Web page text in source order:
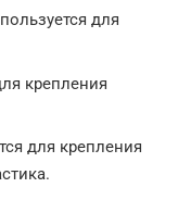
для
крепления
для крепления